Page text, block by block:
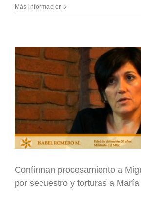
Más información
Confirman procesamiento a
por secuestro y torturas a